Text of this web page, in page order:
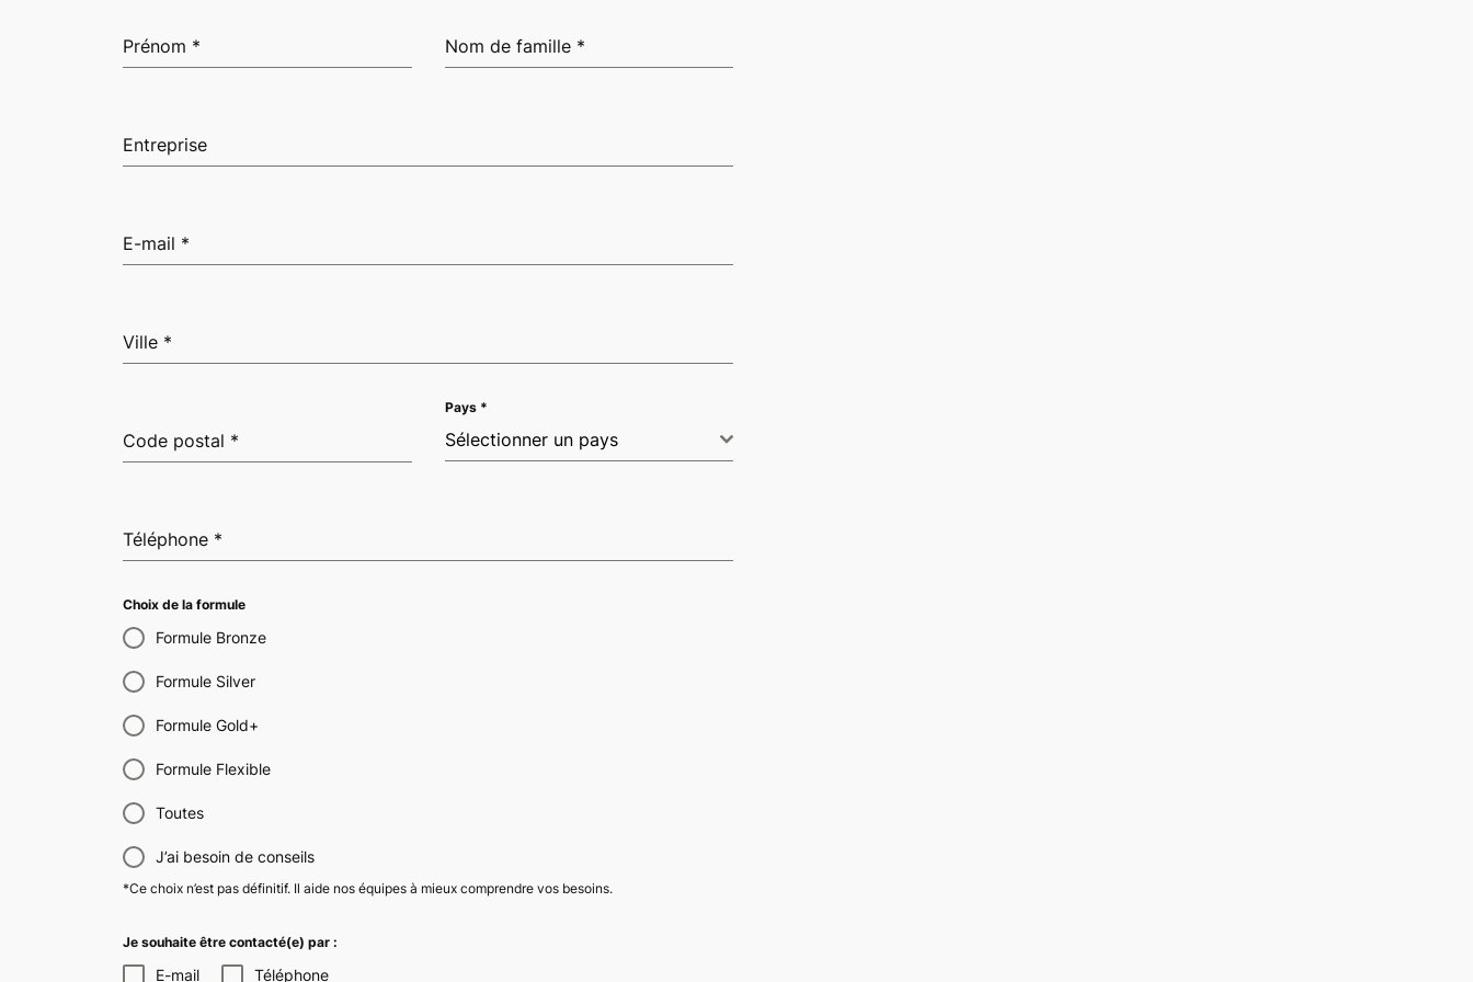
Prénom * Nom de famille *
Entreprise
E-mail *
Ville *
Code postal *
Pays *
Sélectionner un pays
Téléphone *
Choix de la formule
Formule Bronze
Formule Silver
Formule Gold+
Formule Flexible
Toutes
J’ai besoin de conseils
*Ce choix n’est pas définitif. Il aide nos équipes à mieux comprendre vos besoins.
Je souhaite être contacté(e) par :
E-mail Téléphone